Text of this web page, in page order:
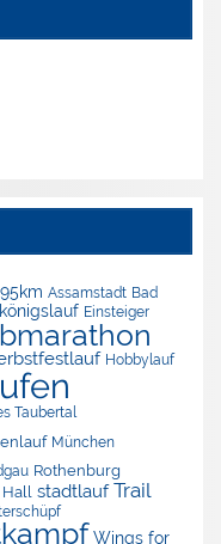
Assamstadt Bad
Einsteiger
Hobbylauf
Taubertal
München
Rothenburg
Hall stadtlauf Trail
Wings for